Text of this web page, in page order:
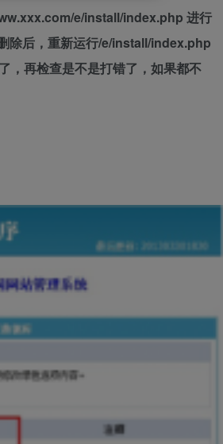
e/install/index.php 进行
除后，重新运行/e/install/index.php
，再检查是不是打错了，如果都不